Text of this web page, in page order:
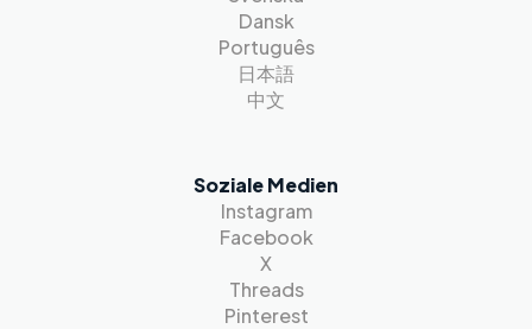
Dansk
Português
日本語
中文
Soziale Medien
Instagram
Facebook
X
Threads
Pinterest